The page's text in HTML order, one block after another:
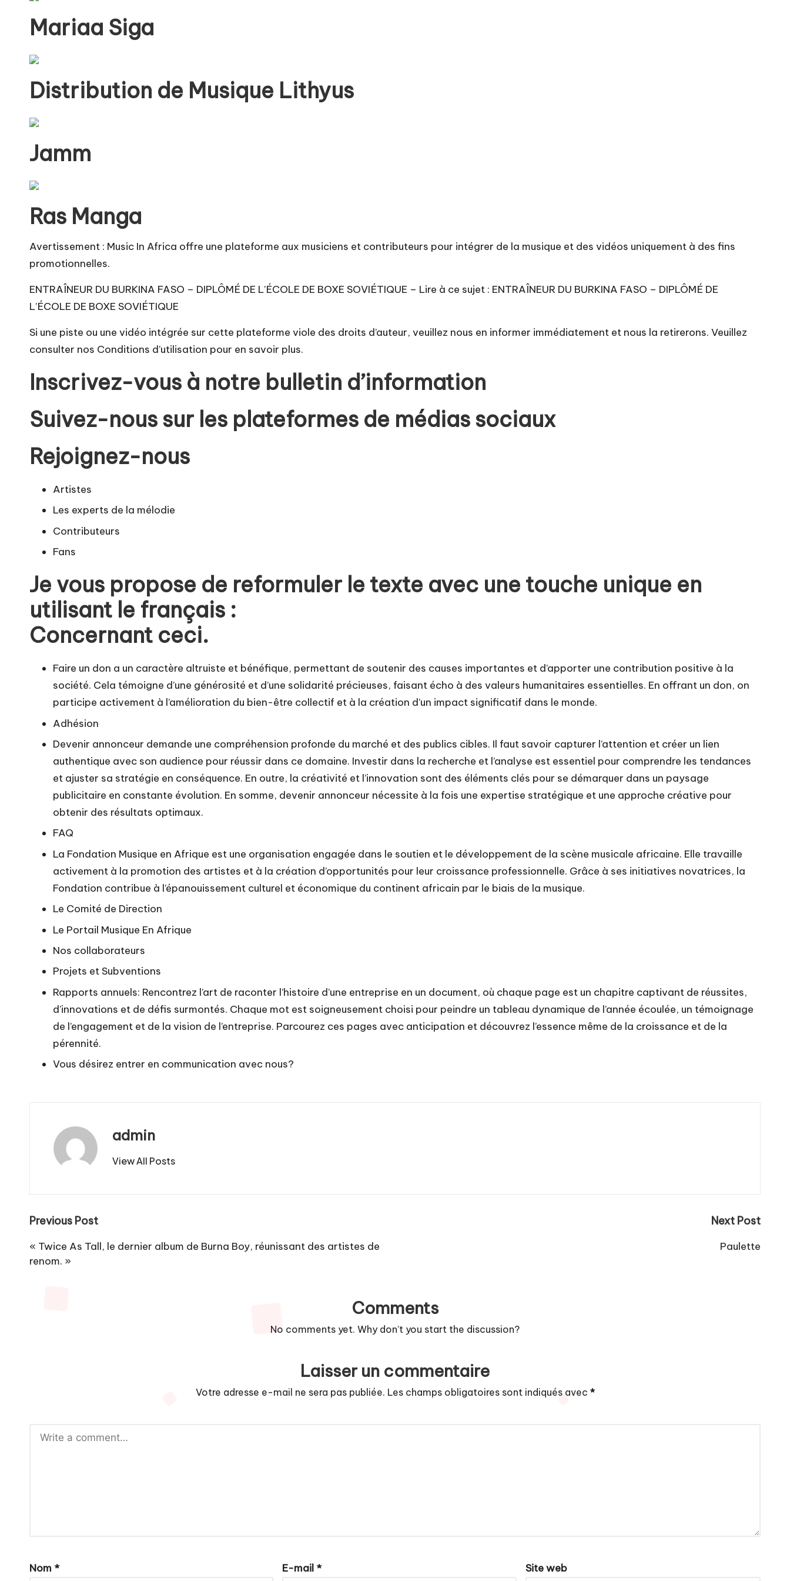
Mariaa Siga
Distribution de Musique Lithyus
Jamm
Ras Manga
Avertissement : Music In Africa offre une plateforme aux musiciens et contributeurs pour intégrer de la musique et des vidéos uniquement à des fins
promotionnelles.
ENTRAÎNEUR DU BURKINA FASO – DIPLÔMÉ DE L’ÉCOLE DE BOXE SOVIÉTIQUE – Lire à ce sujet : ENTRAÎNEUR DU BURKINA FASO – DIPLÔMÉ DE
L’ÉCOLE DE BOXE SOVIÉTIQUE
Si une piste ou une vidéo intégrée sur cette plateforme viole des droits d’auteur, veuillez nous en informer immédiatement et nous la retirerons. Veuillez
consulter nos Conditions d’utilisation pour en savoir plus.
Inscrivez-vous à notre bulletin d’information
Suivez-nous sur les plateformes de médias sociaux
Rejoignez-nous
Artistes
Les experts de la mélodie
Contributeurs
Fans
Je vous propose de reformuler le texte avec une touche unique en
utilisant le français :
Concernant ceci.
Faire un don a un caractère altruiste et bénéfique, permettant de soutenir des causes importantes et d’apporter une contribution positive à la
société. Cela témoigne d’une générosité et d’une solidarité précieuses, faisant écho à des valeurs humanitaires essentielles. En offrant un don, on
participe activement à l’amélioration du bien-être collectif et à la création d’un impact significatif dans le monde.
Adhésion
Devenir annonceur demande une compréhension profonde du marché et des publics cibles. Il faut savoir capturer l’attention et créer un lien
authentique avec son audience pour réussir dans ce domaine. Investir dans la recherche et l’analyse est essentiel pour comprendre les tendances
et ajuster sa stratégie en conséquence. En outre, la créativité et l’innovation sont des éléments clés pour se démarquer dans un paysage
publicitaire en constante évolution. En somme, devenir annonceur nécessite à la fois une expertise stratégique et une approche créative pour
obtenir des résultats optimaux.
FAQ
La Fondation Musique en Afrique est une organisation engagée dans le soutien et le développement de la scène musicale africaine. Elle travaille
activement à la promotion des artistes et à la création d’opportunités pour leur croissance professionnelle. Grâce à ses initiatives novatrices, la
Fondation contribue à l’épanouissement culturel et économique du continent africain par le biais de la musique.
Le Comité de Direction
Le Portail Musique En Afrique
Nos collaborateurs
Projets et Subventions
Rapports annuels: Rencontrez l’art de raconter l’histoire d’une entreprise en un document, où chaque page est un chapitre captivant de réussites,
d’innovations et de défis surmontés. Chaque mot est soigneusement choisi pour peindre un tableau dynamique de l’année écoulée, un témoignage
de l’engagement et de la vision de l’entreprise. Parcourez ces pages avec anticipation et découvrez l’essence même de la croissance et de la
pérennité.
Vous désirez entrer en communication avec nous?
admin
View All Posts
Post
navigation
Previous Post
« Twice As Tall, le dernier album de Burna Boy, réunissant des artistes de
renom. »
Next Post
Paulette
Comments
No comments yet. Why don’t you start the discussion?
Laisser un commentaire
Votre adresse e-mail ne sera pas publiée. Les champs obligatoires sont indiqués avec *
Nom * E-mail * Site web